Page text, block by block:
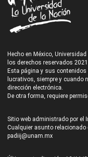
Hecho en México,
los derechos reservados
Esta página y sus
lucrativos, siempre y cuando
dirección electrónica.
De otra forma, requiere
Sitio web administrado por
Cualquier asunto relacionado
padiij@unam.mx